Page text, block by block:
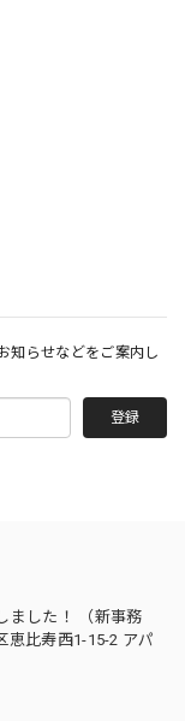
知らせなどをご案内し
登録
ました！ （新事務
恵比寿西1-15-2 アパ